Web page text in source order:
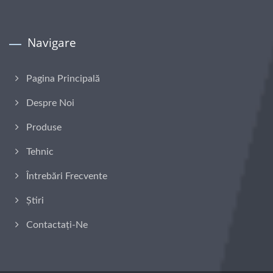
Navigare
Pagina Principală
Despre Noi
Produse
Tehnic
Întrebări Frecvente
Știri
Contactați-Ne